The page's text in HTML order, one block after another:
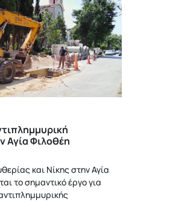
Αγία Φιλοθέη
και Νίκης στην Αγία
το σημαντικό έργο για